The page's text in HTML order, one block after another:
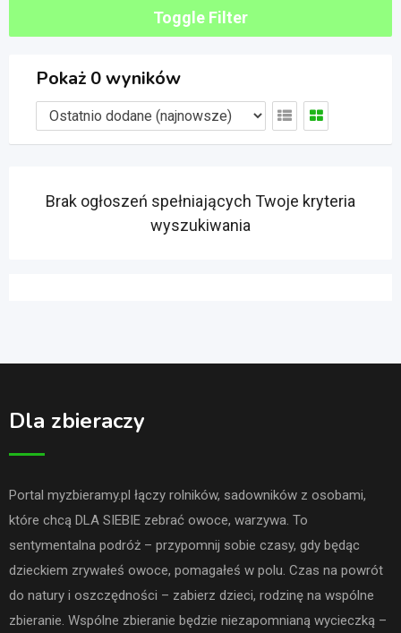
Toggle Filter
Pokaż 0 wyników
Brak ogłoszeń spełniających Twoje kryteria
wyszukiwania
Dla zbieraczy
Portal myzbieramy.pl łączy rolników, sadowników z osobami,
które chcą DLA SIEBIE zebrać owoce, warzywa. To
sentymentalna podróż – przypomnij sobie czasy, gdy będąc
dzieckiem zrywałeś owoce, pomagałeś w polu. Czas na powrót
do natury i oszczędności – zabierz dzieci, rodzinę na wspólne
zbieranie. Wspólne zbieranie będzie niezapomnianą wycieczką –